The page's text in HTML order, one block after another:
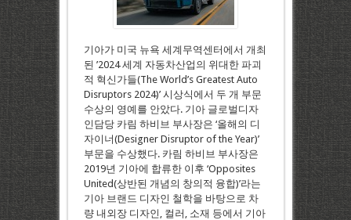
기아가 미국 뉴욕 세계무역센터에서 개최
된 ’2024 세계 자동차산업의 위대한 파괴
적 혁신가들(The World’s Greatest Auto
Disruptors 2024)’ 시상식에서 두 개 부문
수상의 영예를 안았다. 기아 글로벌디자
인담당 카림 하비브 부사장은 ‘올해의 디
자이너(Designer Disruptor of the Year)’
부문을 수상했다. 카림 하비브 부사장은
2019년 기아에 합류한 이후 ‘Opposites
United(상반된 개념의 창의적 융합)’라는
기아 브랜드 디자인 철학을 바탕으로 차
량 내외장 디자인, 컬러, 소재 등에서 기아